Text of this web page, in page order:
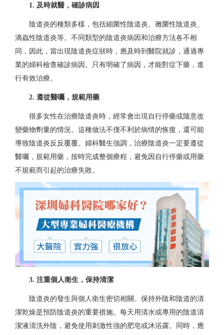
1. 及時就醫，確診病因
陰道炎的種類多樣，包括細菌性陰道炎、黴菌性陰道炎、
滴蟲性陰道炎等。不同類型的陰道炎病因和治療方法各不相
同，因此，當出現陰道炎症狀時，應及時到醫院就診，通過專
業的婦科檢查確診病因。只有明確了病因，才能對症下藥，進
行有效治療。
2. 遵從醫囑，規範用藥
很多女性在治療陰道炎時，經常會出現自行停藥或隨意改
變藥物劑量的情況。這種做法不僅不利於病情的恢復，還可能
導致陰道炎反反覆覆。婦科醫生強調，治療陰道炎一定要遵從
醫囑，規範用藥，按時完成整個療程，避免因自行停藥或用藥
不規範而引起的治療失敗。
3. 注重個人衛生，保持清潔
陰道炎的發生與個人衛生密切相關。保持外陰和陰道的清
潔乾燥是預防陰道炎的重要措施。每天用清水或專用的陰道清
潔液清洗外陰，避免使用刺激性強的肥皂或沐浴露。同時，應